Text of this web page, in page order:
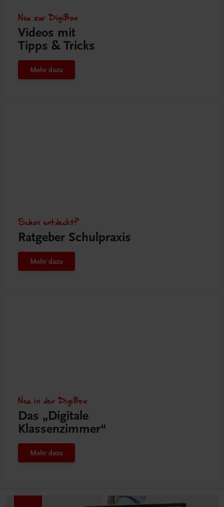
Neu zur DigiBox
Videos mit
Tipps & Tricks
Mehr dazu
Schon entdeckt?
Ratgeber Schulpraxis
Mehr dazu
Neu in der DigiBox
Das „Digitale
Klassenzimmer“
Mehr dazu